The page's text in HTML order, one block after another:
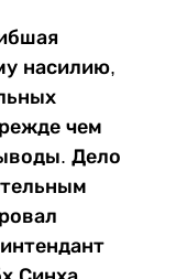
насилию,
чем
Дело